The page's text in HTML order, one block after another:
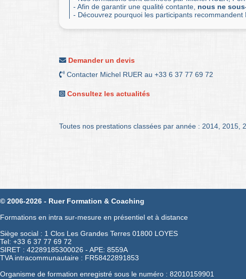
- Afin de garantir une qualité contante, nous ne
- Découvrez pourquoi les participants recommandent
Demander un devis
Contacter Michel RUER au +33 6 37 77 69 72
Consultez les actualités
Toutes nos prestations classées par année : 2014 2015
© 2006-2026 - Ruer Formation & Coaching
Formations en intra sur-mesure en présentiel et à distance
Siège social : 1 Clos Les Grandes Terres 01800 LOYES
Tel: +33 6 37 77 69 72
SIRET : 42289185300026 - APE: 8559A
TVA intracommunautaire : FR58422891853
Organisme de formation enregistré sous le numéro : 82010159901